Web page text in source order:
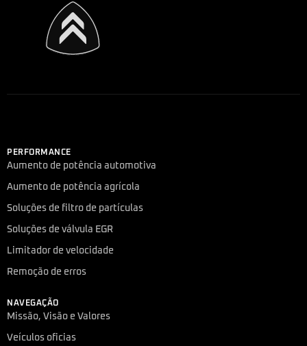
PERFORMANCE
Aumento de potência automotiva
Aumento de potência agrícola
Soluções de filtro de partículas
Soluções de válvula EGR
Limitador de velocidade
Remoção de erros
NAVEGAÇÃO
Missão, Visão e Valores
Veículos oficias